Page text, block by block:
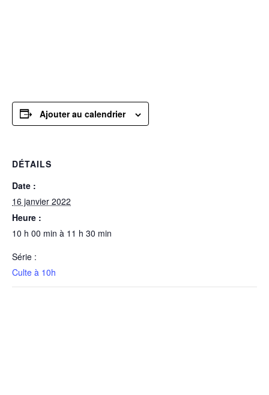
Ajouter au calendrier
DÉTAILS
Date :
16 janvier 2022
Heure :
10 h 00 min à 11 h 30 min
Série :
Culte à 10h